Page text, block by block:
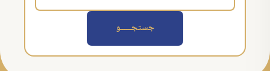
جستجــــــو